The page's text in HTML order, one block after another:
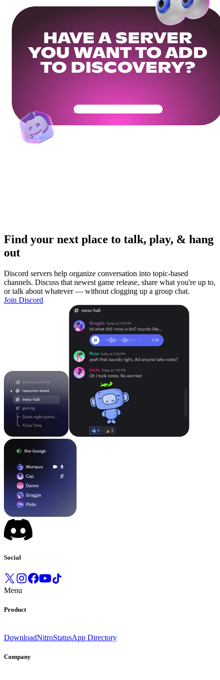
HAVE A SERVER
YOU WANT TO ADD
TO DISCOVERY?
Get Your Community Ready
Find your next place to talk, play, & hang
out
Discord servers help organize conversation into topic-based
channels. Discuss that newest game release, share what you're up to,
or talk about whatever — without clogging up a group chat.
Join Discord
Social
Menu
Product
DownloadNitroStatusApp Directory
Company